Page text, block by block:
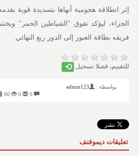
إثر انطلاقة هجومية أنهاها بتسديدة قوية
الجزاء، ليؤكد تفوق "الشياطين الحمر"
فريقه بطاقة العبور إلى الدور ربع النهائي.
للتقييم، فضلا تسجيل
بواسطة :
admin123
90
تعليقات ديموفنف